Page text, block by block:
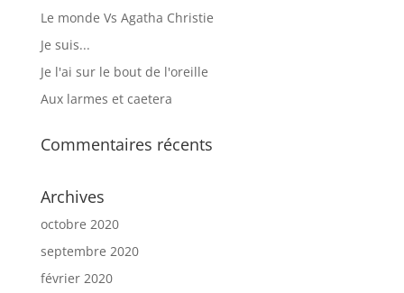
Le monde Vs Agatha Christie
Je suis...
Je l'ai sur le bout de l'oreille
Aux larmes et caetera
Commentaires récents
Archives
octobre 2020
septembre 2020
février 2020